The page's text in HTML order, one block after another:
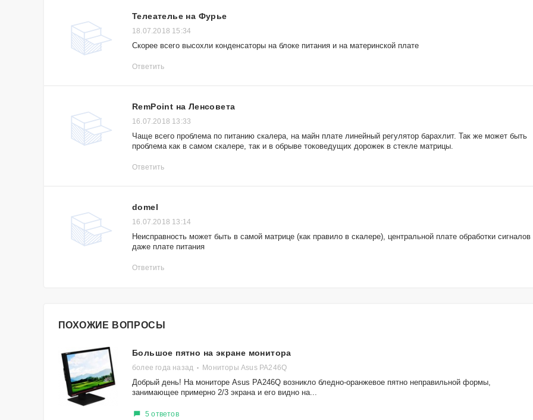
Телеателье на Фурье
18.07.2018 15:34
Скорее всего высохли конденсаторы на блоке питания и на материнской плате
Ответить
RemPoint на Ленсовета
16.07.2018 13:33
Чаще всего проблема по питанию скалера, на майн плате линейный регулятор барахлит. Так же может быть
проблема как в самом скалере, так и в обрыве токоведущих дорожек в стекле матрицы.
Ответить
domel
16.07.2018 13:14
Неисправность может быть в самой матрице (как правило в скалере), центральной плате обработки сигналов
даже плате питания
Ответить
ПОХОЖИЕ ВОПРОСЫ
Большое пятно на экране монитора
более года назад Мониторы Asus PA246Q
Добрый день! На мониторе Asus PA246Q возникло бледно-оранжевое пятно неправильной формы,
занимающее примерно 2/3 экрана и его видно на...
5 ответов